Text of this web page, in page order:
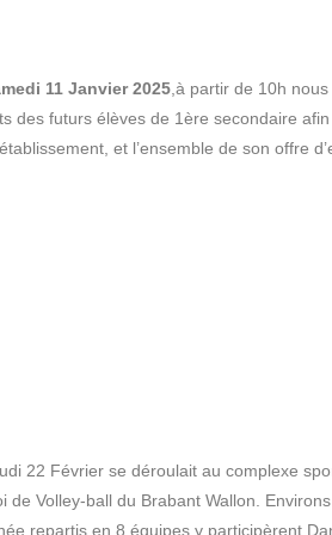
11 Janvier 2025 ,à partir de 10h
des futurs élèves de 1ère secondaire
et l’ensemble de son offre
22 Février se déroulait au complexe
de Volley-ball du Brabant Wallon.
repartis en 8 équipes y participèrent.